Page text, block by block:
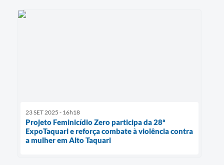
23 SET 2025 - 16h18
Projeto Feminicídio Zero participa da 28ª
ExpoTaquari e reforça combate à violência contra
a mulher em Alto Taquari